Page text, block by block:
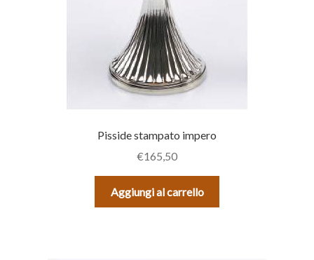
Pisside stampato impero
€165,50
Aggiungi al carrello